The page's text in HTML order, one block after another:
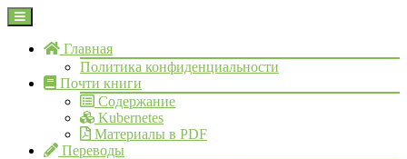
Skip
to
content
Open
Menu
Главная
Политика конфиденциальности
Почти книги
Содержание
Kubernetes
Материалы в PDF
Переводы